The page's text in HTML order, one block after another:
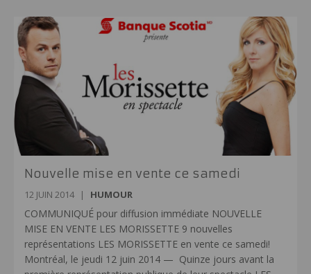
NOUVELLES
NOUS JOINDRE
Nouvelle mise en vente ce samedi
12 JUIN 2014 | HUMOUR
COMMUNIQUÉ pour diffusion immédiate NOUVELLE
MISE EN VENTE LES MORISSETTE 9 nouvelles
représentations LES MORISSETTE en vente ce samedi!
Montréal, le jeudi 12 juin 2014 — Quinze jours avant la